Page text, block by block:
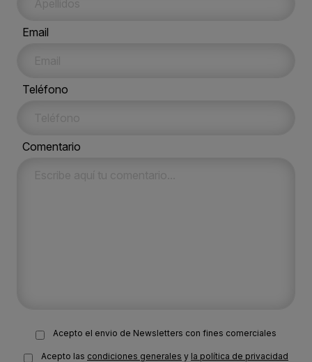
Email
Teléfono
Comentario
Acepto el envio de Newsletters con fines comerciales
Acepto las condiciones generales y la política de privacidad